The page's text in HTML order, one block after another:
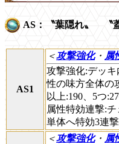
AS：〝葉隠れ〟 〝
AS1
＜攻撃強化・ 属
攻撃強化:デッ
性の味方全体の
以上:190、5つ
属性特効連撃:
単体へ特効3連
＜攻撃強化・ 属